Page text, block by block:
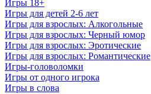
Игры 18+
Игры для детей 2-6 лет
Игры для взрослых: Алкогольные
Игры для взрослых: Черный юмор
Игры для взрослых: Эротические
Игры для взрослых: Романтические
Игры-головоломки
Игры от одного игрока
Игры в слова